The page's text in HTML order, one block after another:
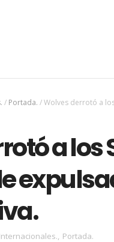
/ Portada. /Wolves derrotó a
a los
Internacionales., Portada.